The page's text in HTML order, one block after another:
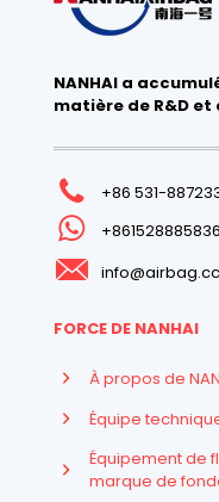
NANHAI a
matière de R&D
+86 531-
info@airbag.cc
FORCE DE NANHAI
À propos de
Équipe
Équipement de
marque de